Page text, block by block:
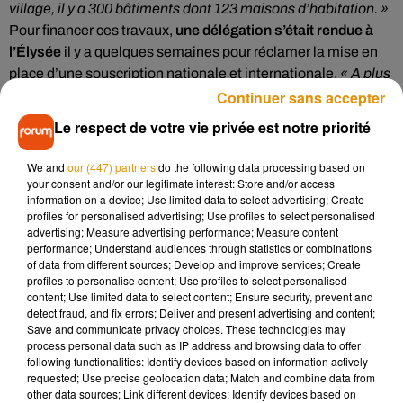
village, il y a 300 bâtiments dont 123 maisons d’habitation. »
Pour financer ces travaux, une délégation s’était rendue à
l’Élysée il y a quelques semaines pour réclamer la mise en
place d’une souscription nationale et internationale. « A plus
petite échelle, c’est un peu l’idée de la collecte solidaire pour
Notre-Dame »
d’autres villes, en Europe notamment, ont subi le même sort
aujourd’hui.
Un engagement citoyen
La commune se tourne donc vers les collectivités, mécènes
et le grand public via cette initiative.« On s’est engagés
depuis 80 ans à ce que ce village soit en accès gratuit, pour
qu’un maximum de gens puissent voit de l’horreur de la
guerre », explique Benoit Sadry.« Aujourd’hui, on demande
Le respect de votre vie privée est notre priorité
We and our (447) partnersdo the following data processing based on
your consent and/or our legitimate interest: Store and/or access
information on a device; Use limited data to select advertising; Create
profiles for personalised advertising; Use profiles to select personalised
advertising; Measure advertising performance; Measure content
performance; Understand audiences through statistics or combinations
of data from different sources; Develop and improve services; Create
profiles to personalise content; Use profiles to select personalised
content; Use limited data to select content; Ensure security, prevent and
detect fraud, and fix errors; Deliver and present advertising and content;
Save and communicate privacy choices. These technologies may
process personal data such as IP address and browsing data to offer
following functionalities: Identify devices based on information actively
requested; Use precise geolocation data; Match and combine data from
other data sources; Link different devices; Identify devices based on
Continuer sans accepter